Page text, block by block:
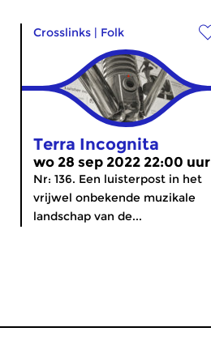
Crosslinks | Folk
Terra Incognita
wo 28 sep 2022 22:00 uur
Nr: 136. Een luisterpost in het
vrijwel onbekende muzikale
landschap van de...